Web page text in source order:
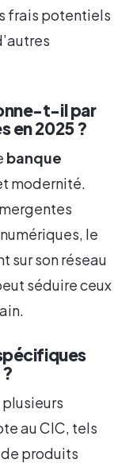
frais potentiels
t-il par
en 2025 ?
banque
modernité.
le
sur son réseau
séduire ceux
au CIC, tels
produits